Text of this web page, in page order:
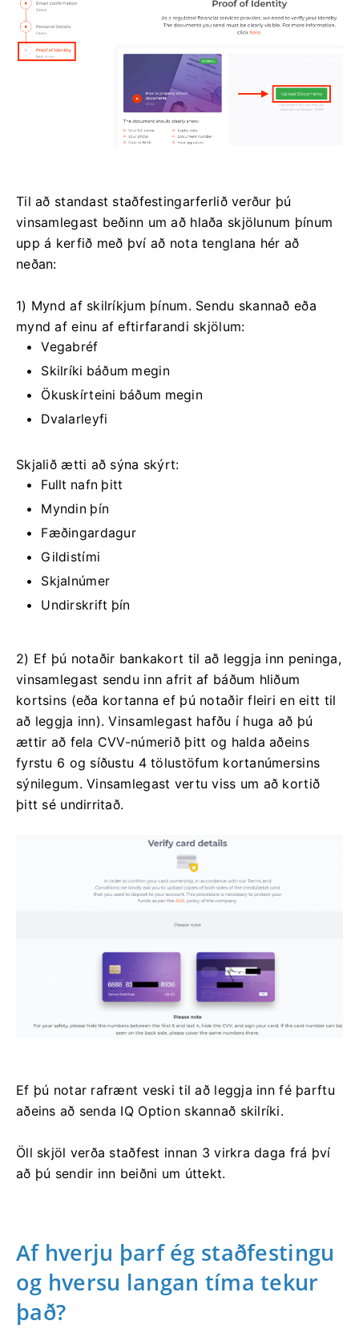
Til að standast staðfestingarferlið verður þú
vinsamlegast beðinn um að hlaða skjölunum þínum
upp á kerfið með því að nota tenglana hér að
neðan:
1) Mynd af skilríkjum þínum. Sendu skannað eða
mynd af einu af eftirfarandi skjölum:
Vegabréf
Skilríki báðum megin
Ökuskírteini báðum megin
Dvalarleyfi
Skjalið ætti að sýna skýrt:
Fullt nafn þitt
Myndin þín
Fæðingardagur
Gildistími
Skjalnúmer
Undirskrift þín
2) Ef þú notaðir bankakort til að leggja inn peninga,
vinsamlegast sendu inn afrit af báðum hliðum
kortsins (eða kortanna ef þú notaðir fleiri en eitt til
að leggja inn). Vinsamlegast hafðu í huga að þú
ættir að fela CVV-númerið þitt og halda aðeins
fyrstu 6 og síðustu 4 tölustöfum kortanúmersins
sýnilegum. Vinsamlegast vertu viss um að kortið
þitt sé undirritað.
Ef þú notar rafrænt veski til að leggja inn fé þarftu
aðeins að senda IQ Option skannað skilríki.
Öll skjöl verða staðfest innan 3 virkra daga frá því
að þú sendir inn beiðni um úttekt.
Af hverju þarf ég staðfestingu
og hversu langan tíma tekur
það?